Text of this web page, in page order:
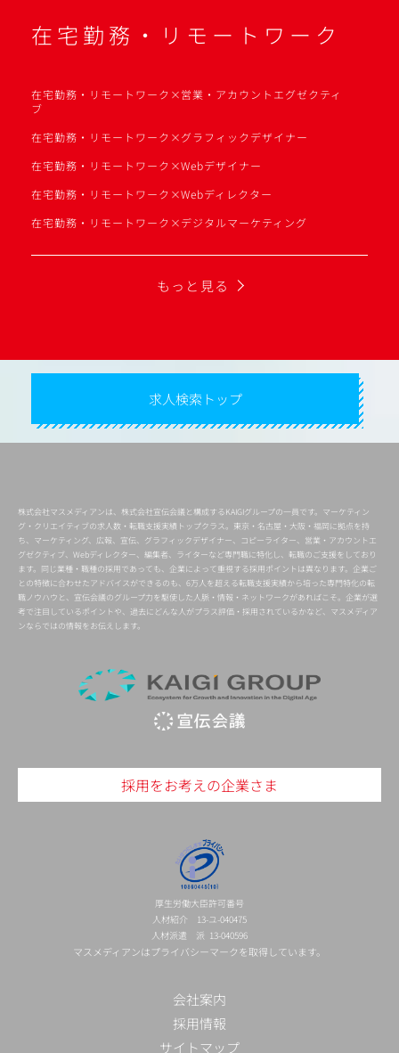
在宅勤務・リモートワーク
在宅勤務・リモートワーク×営業・アカウントエグゼクティ
ブ
在宅勤務・リモートワーク×グラフィックデザイナー
在宅勤務・リモートワーク×Webデザイナー
在宅勤務・リモートワーク×Webディレクター
在宅勤務・リモートワーク×デジタルマーケティング
もっと見る
求人検索トップ
株式会社マスメディアンは、株式会社宣伝会議と構成するKAIGIグループの一員です。マーケティン
グ・クリエイティブの求人数・転職支援実績トップクラス。東京・名古屋・大阪・福岡に拠点を持
ち、マーケティング、広報、宣伝、グラフィックデザイナー、コピーライター、営業・アカウントエ
グゼクティブ、Webディレクター、編集者、ライターなど専門職に特化し、転職のご支援をしており
ます。同じ業種・職種の採用であっても、企業によって重視する採用ポイントは異なります。企業ご
との特徴に合わせたアドバイスができるのも、6万人を超える転職支援実績から培った専門特化の転
職ノウハウと、宣伝会議のグループ力を駆使した人脈・情報・ネットワークがあればこそ。企業が選
考で注目しているポイントや、過去にどんな人がプラス評価・採用されているかなど、マスメディア
ンならではの情報をお伝えします。
採用をお考えの企業さま
厚生労働大臣許可番号
人材紹介 13-ユ-040475
人材派遣 派 13-040596
マスメディアンはプライバシーマークを取得しています。
会社案内
採用情報
サイトマップ